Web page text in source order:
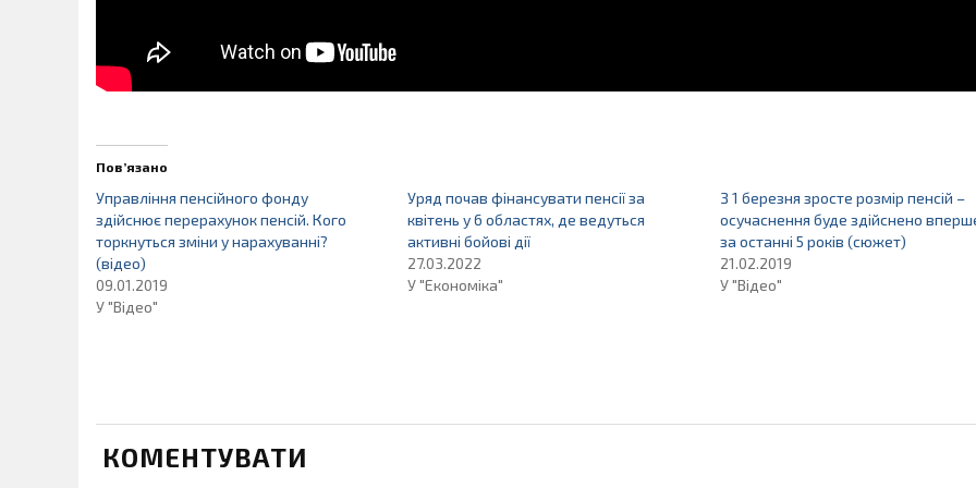
Пов’язано
Управління пенсійного фонду
здійснює перерахунок пенсій. Кого
торкнуться зміни у нарахуванні?
(відео)
09.01.2019
У "Відео"
Уряд почав фінансувати пенсії за
квітень у 6 областях, де ведуться
активні бойові дії
27.03.2022
У "Економіка"
З 1 березня зросте розмір пенсій –
осучаснення буде здійснено
за останні 5 років (сюжет)
21.02.2019
У "Відео"
КОМЕНТУВАТИ